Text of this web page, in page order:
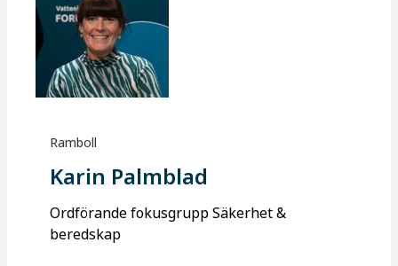
Ramboll
Karin Palmblad
Ordförande fokusgrupp Säkerhet &
beredskap